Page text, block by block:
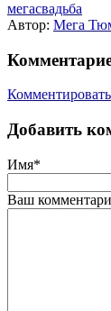
мегасвадьба
Автор: Мега
Комментировать
Добавить
Имя*
Ваш